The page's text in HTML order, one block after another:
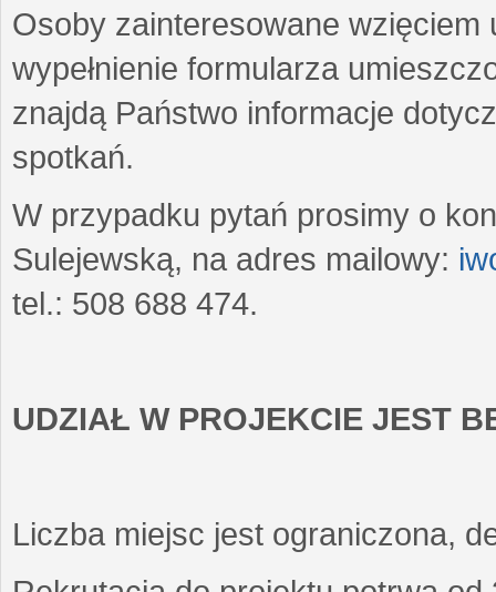
Osoby zainteresowane wzięciem
wypełnienie formularza
znajdą Państwo informacje
spotkań.
W przypadku pytań prosimy o
Sulejewską, na adres mailowy:
tel.: 508 688 474.
UDZIAŁ W PROJEKCIE JEST
Liczba miejsc jest ograniczona,